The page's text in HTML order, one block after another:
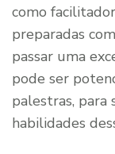
como
preparadas
passar uma
pode ser
palestras, para
habilidades